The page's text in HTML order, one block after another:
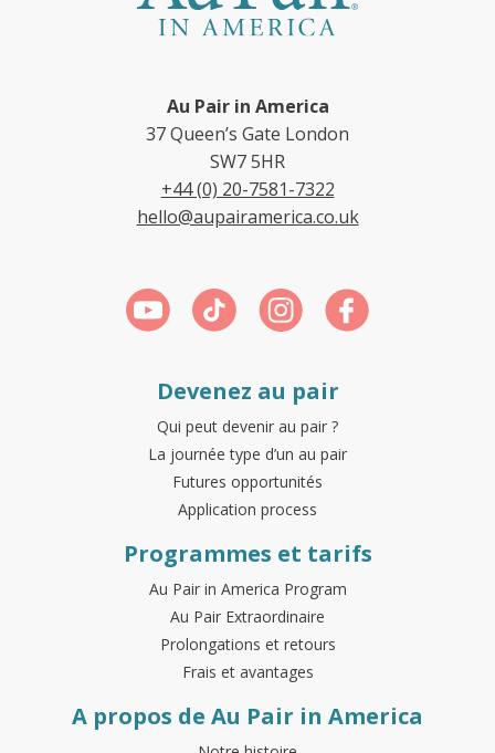
Au Pair in America
37 Queen’s Gate London
SW7 5HR
+44 (0) 20-7581-7322
hello@aupairamerica.co.uk
Devenez au pair
Qui peut devenir au pair ?
La journée type d’un au pair
Futures opportunités
Application process
Programmes et tarifs
Au Pair in America Program
Au Pair Extraordinaire
Prolongations et retours
Frais et avantages
A propos de Au Pair in America